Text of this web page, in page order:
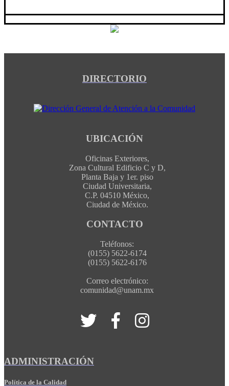
DIRECTORIO
UBICACIÓN
Oficinas Exteriores,
Zona Cultural Edificio C y D,
Planta Baja y 1er. piso
Ciudad Universitaria,
C.P. 04510 México,
Ciudad de México.
CONTACTO
Teléfonos:
(0155) 5622-6174
(0155) 5622-6176
Correo electrónico:
comunidad@unam.mx
ADMINISTRACIÓN
Política de la Calidad